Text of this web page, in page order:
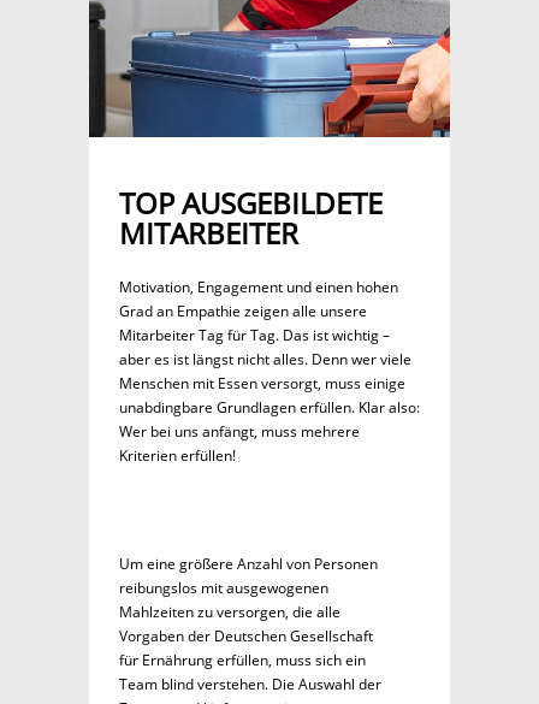
TOP AUSGEBILDETE
MITARBEITER
Motivation, Engagement und einen hohen
Grad an Empathie zeigen alle unsere
Mitarbeiter Tag für Tag. Das ist wichtig –
aber es ist längst nicht alles. Denn wer viele
Menschen mit Essen versorgt, muss einige
unabdingbare Grundlagen erfüllen. Klar also:
Wer bei uns anfängt, muss mehrere
Kriterien erfüllen!
Um eine größere Anzahl von Personen
reibungslos mit ausgewogenen
Mahlzeiten zu versorgen, die alle
Vorgaben der Deutschen Gesellschaft
für Ernährung erfüllen, muss sich ein
Team blind verstehen. Die Auswahl der